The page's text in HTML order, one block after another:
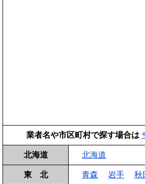
業者名や市区町村で探す場合は
北海道 北海道
東 北 青森 岩手 秋